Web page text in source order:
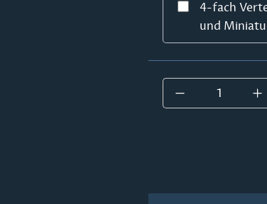
4-fach
und
Produkt